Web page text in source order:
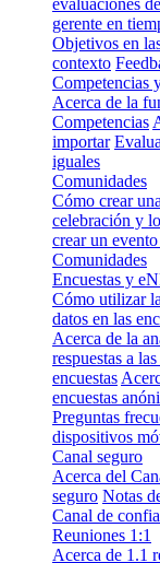
gerente en
Objetivos en
contexto
Competencias
Acerca de la
Competencias
importar
iguales
Comunidades
Cómo crear
celebración y
crear un
Comunidades
Encuestas y
Cómo utilizar
datos en las
Acerca de la
respuestas a
encuestas
encuestas
Preguntas
dispositivos
Canal seguro
Acerca del
seguro Notas
Canal de
Reuniones 1:1
Acerca de 1.1